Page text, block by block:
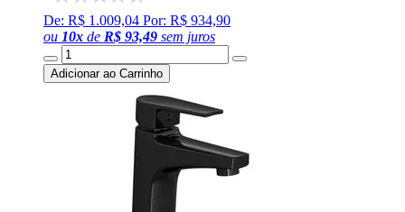
De: R$ 1.009,04 Por: R$ 934,90
ou 10x de R$ 93,49 sem juros
Adicionar ao Carrinho